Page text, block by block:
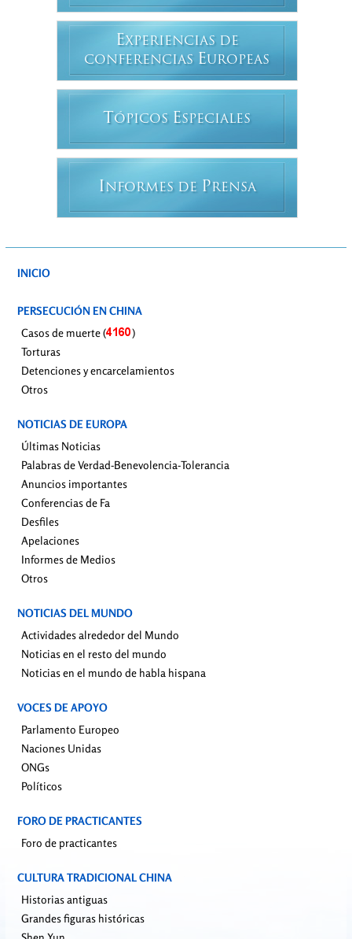
EXPERIENCIAS DE
CONFERENCIAS EUROPEAS
T ÓPICOS ESPECIALES
INFORMES DE PRENSA
INICIO
PERSECUCIÓN EN CHINA
Casos de muerte (
)
Torturas
Detenciones y encarcelamientos
Otros
NOTICIAS DE EUROPA
Últimas Noticias
Palabras de Verdad-Benevolencia-Tolerancia
Anuncios importantes
Conferencias de Fa
Desfiles
Apelaciones
Informes de Medios
Otros
NOTICIAS DEL MUNDO
Actividades alrededor del Mundo
Noticias en el resto del mundo
Noticias en el mundo de habla hispana
VOCES DE APOYO
Parlamento Europeo
Naciones Unidas
ONGs
Políticos
FORO DE PRACTICANTES
Foro de practicantes
CULTURA TRADICIONAL CHINA
Historias antiguas
Grandes figuras históricas